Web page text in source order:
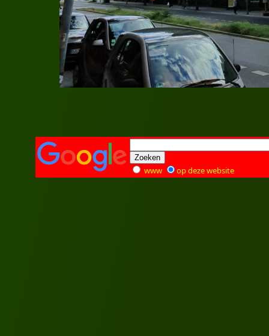
www op deze website